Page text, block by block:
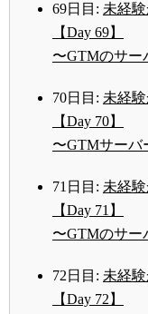
69日目: 未経
【Day 69】
〜GTMのサー
70日目: 未経
【Day 70】
〜GTMサーバ
71日目: 未経
【Day 71】
〜GTMのサー
72日目: 未経
【Day 72】